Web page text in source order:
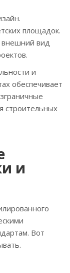
площадок.
внешний вид
и
обеспечивает
строительных
и
Вот